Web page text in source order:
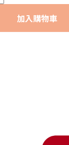
加入購物車